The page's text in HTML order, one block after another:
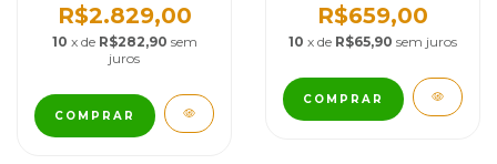
R$2.829,00
10 x de R$282,90 sem
juros
COMPRAR
R$659,00
10 x de R$65,90 sem juros
COMPRAR